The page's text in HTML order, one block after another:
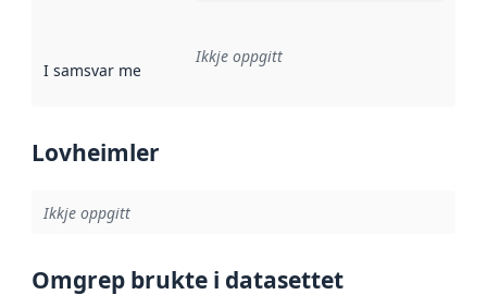
I samsvar med Referanse til ei implementeringsregel eller
Ikkje oppgitt
Lovheimler
Ikkje oppgitt
Omgrep brukte i datasettet